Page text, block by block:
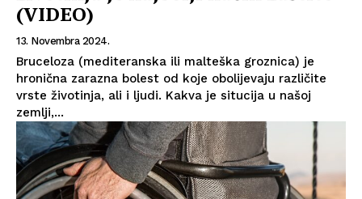
(VIDEO)
13. Novembra 2024.
Bruceloza (mediteranska ili malteška groznica) je
hronična zarazna bolest od koje obolijevaju različite
vrste životinja, ali i ljudi. Kakva je situcija u našoj
zemlji,...